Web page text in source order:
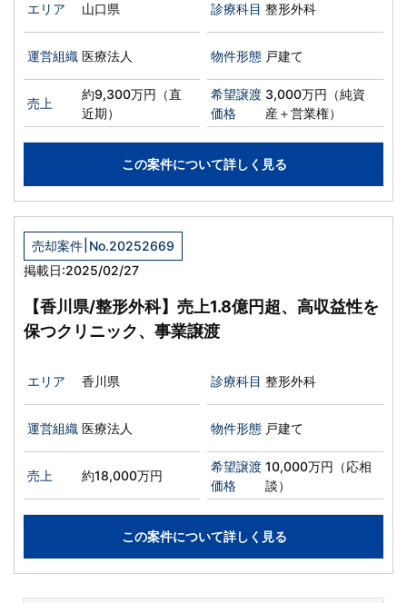
エリア 山口県 診療科目 整形外科
運営組織 医療法人 物件形態 戸建て
売上
約9,300万円（直
近期）
希望譲渡
価格
3,000万円（純資
産＋営業権）
この案件について詳しく見る
売却案件 No.20252669
掲載日:2025/02/27
【香川県/整形外科】売上1.8億円超、高収益性を
保つクリニック、事業譲渡
エリア 香川県 診療科目 整形外科
運営組織 医療法人 物件形態 戸建て
売上 約18,000万円
希望譲渡
価格
10,000万円（応相
談）
この案件について詳しく見る